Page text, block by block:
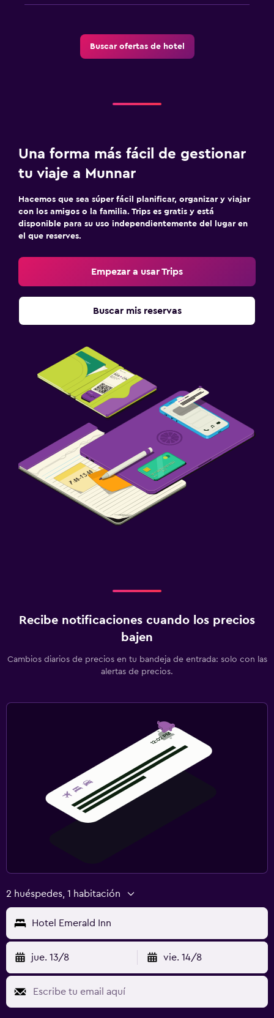
Buscar ofertas de hotel
Una forma más fácil de gestionar
tu viaje a Munnar
Hacemos que sea súper fácil planificar, organizar y viajar
con los amigos o la familia. Trips es gratis y está
disponible para su uso independientemente del lugar en
el que reserves.
Empezar a usar Trips
Buscar mis reservas
Recibe notificaciones cuando los precios
bajen
Cambios diarios de precios en tu bandeja de entrada: solo con las
alertas de precios.
2 huéspedes, 1 habitación
Hotel Emerald Inn
jue. 13/8 vie. 14/8